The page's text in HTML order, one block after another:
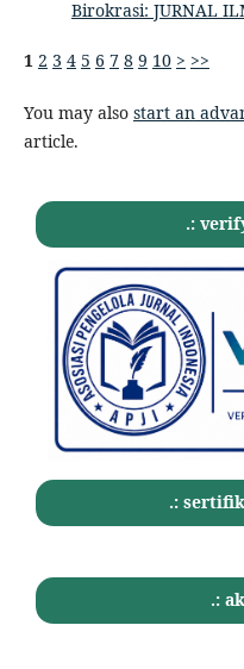
Birokrasi: JURNAL
1 2 3 4 5 6 7 8 9 10 > >>
You may also start an
article.
.:
.:
.: